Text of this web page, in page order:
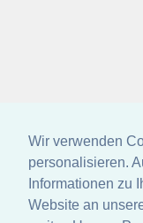
Wir verwenden
personalisieren.
Informationen zu
Website an